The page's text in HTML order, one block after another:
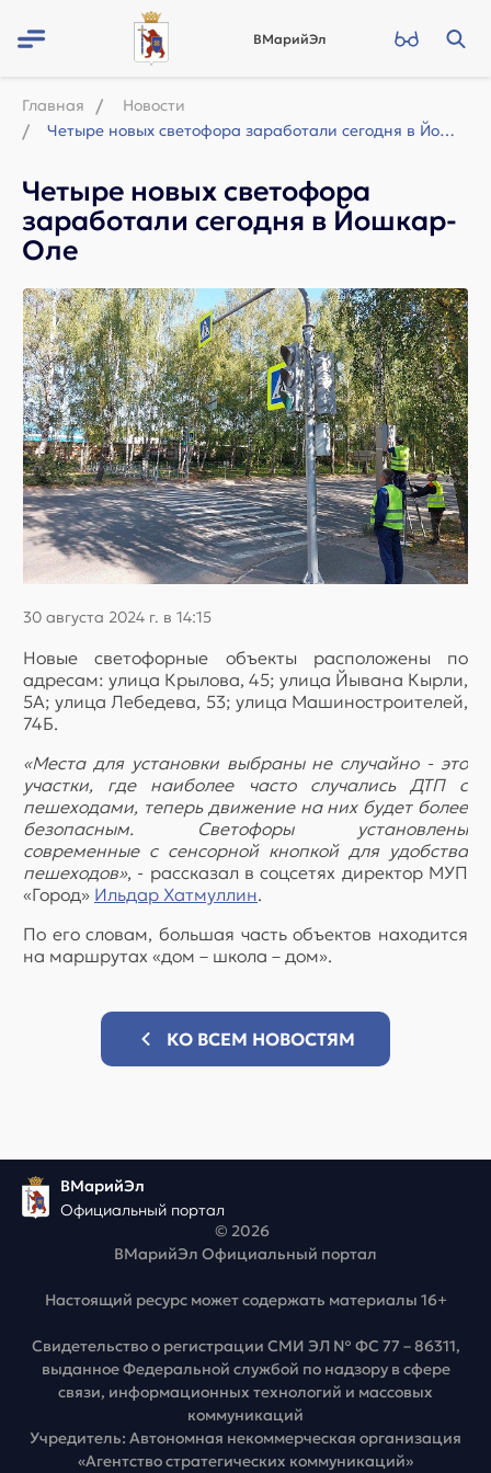
ВМарийЭл
Главная
Новости
Четыре новых светофора заработали сегодня в Йошкар-Оле
Четыре новых светофора
заработали сегодня в Йошкар-
Оле
30 августа 2024 г. в 14:15
Новые светофорные объекты расположены по
адресам: улица Крылова, 45; улица Йывана Кырли,
5А; улица Лебедева, 53; улица Машиностроителей,
74Б.
«Места для установки выбраны не случайно - это
участки, где наиболее часто случались ДТП с
пешеходами, теперь движение на них будет более
безопасным. Светофоры установлены
современные с сенсорной кнопкой для удобства
пешеходов», - рассказал в соцсетях директор МУП
«Город» Ильдар Хатмуллин.
По его словам, большая часть объектов находится
на маршрутах «дом – школа – дом».
КО ВСЕМ НОВОСТЯМ
ВМарийЭл
Официальный портал
© 2026
ВМарийЭл Официальный портал
Настоящий ресурс может содержать материалы 16+
Свидетельство о регистрации СМИ ЭЛ № ФС 77 – 86311,
выданное Федеральной службой по надзору в сфере
связи, информационных технологий и массовых
коммуникаций
Учредитель: Автономная некоммерческая организация
«Агентство стратегических коммуникаций»